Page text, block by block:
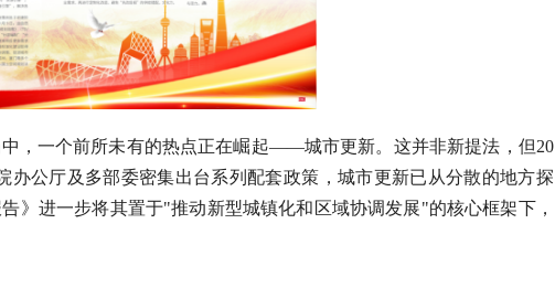
，一个前所未有的热点正在崛起——城市更新。这并非新提法，但20
公厅及多部委密集出台系列配套政策，城市更新已从分散的地方探
》进一步将其置于"推动新型城镇化和区域协调发展"的核心框架下，